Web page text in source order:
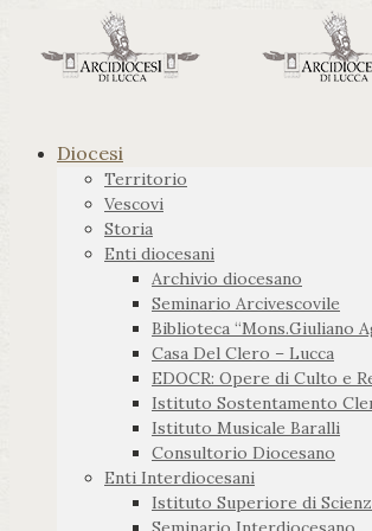
Diocesi
Territorio
Vescovi
Storia
Enti diocesani
Archivio diocesano
Seminario Arcivescovile
Biblioteca “Mons.Giuliano
Casa Del Clero – Lucca
EDOCR: Opere di Culto e
Istituto Sostentamento
Istituto Musicale Baralli
Consultorio Diocesano
Enti Interdiocesani
Istituto Superiore di